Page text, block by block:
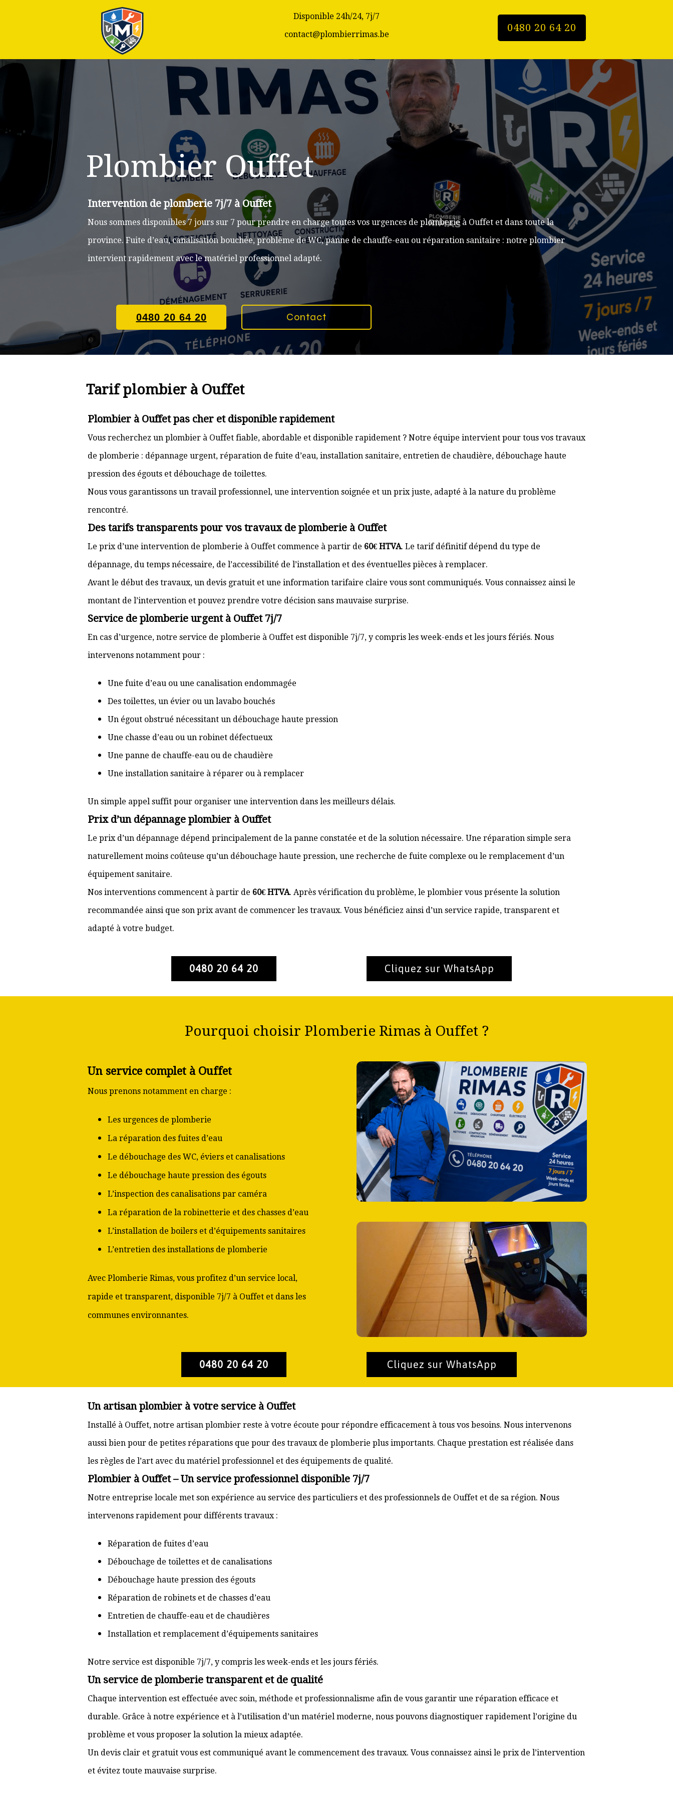
0480 20 64 20
Disponible 24h/24, 7j/7
contact@plombierrimas.be
Plombier Ouffet
Intervention de plomberie 7j/7 à Ouffet
Nous sommes disponibles 7 jours sur 7 pour prendre en charge toutes vos urgences de plomberie à Ouffet et dans toute la
province. Fuite d’eau, canalisation bouchée, problème de WC, panne de chauffe-eau ou réparation sanitaire : notre plombier
intervient rapidement avec le matériel professionnel adapté.
0480 20 64 20 Contact
Tarif plombier à Ouffet
Plombier à Ouffet pas cher et disponible rapidement
Vous recherchez un plombier à Ouffet fiable, abordable et disponible rapidement ? Notre équipe intervient pour tous vos travaux
de plomberie : dépannage urgent, réparation de fuite d’eau, installation sanitaire, entretien de chaudière, débouchage haute
pression des égouts et débouchage de toilettes.
Nous vous garantissons un travail professionnel, une intervention soignée et un prix juste, adapté à la nature du problème
rencontré.
Des tarifs transparents pour vos travaux de plomberie à Ouffet
Le prix d’une intervention de plomberie à Ouffet commence à partir de 60€ HTVA. Le tarif définitif dépend du type de
dépannage, du temps nécessaire, de l’accessibilité de l’installation et des éventuelles pièces à remplacer.
Avant le début des travaux, un devis gratuit et une information tarifaire claire vous sont communiqués. Vous connaissez ainsi le
montant de l’intervention et pouvez prendre votre décision sans mauvaise surprise.
Service de plomberie urgent à Ouffet 7j/7
En cas d’urgence, notre service de plomberie à Ouffet est disponible 7j/7, y compris les week-ends et les jours fériés. Nous
intervenons notamment pour :
Une fuite d’eau ou une canalisation endommagée
Des toilettes, un évier ou un lavabo bouchés
Un égout obstrué nécessitant un débouchage haute pression
Une chasse d’eau ou un robinet défectueux
Une panne de chauffe-eau ou de chaudière
Une installation sanitaire à réparer ou à remplacer
Un simple appel suffit pour organiser une intervention dans les meilleurs délais.
Prix d’un dépannage plombier à Ouffet
Le prix d’un dépannage dépend principalement de la panne constatée et de la solution nécessaire. Une réparation simple sera
naturellement moins coûteuse qu’un débouchage haute pression, une recherche de fuite complexe ou le remplacement d’un
équipement sanitaire.
Nos interventions commencent à partir de 60€ HTVA. Après vérification du problème, le plombier vous présente la solution
recommandée ainsi que son prix avant de commencer les travaux. Vous bénéficiez ainsi d’un service rapide, transparent et
adapté à votre budget.
0480 20 64 20 Cliquez sur WhatsApp
Pourquoi choisir Plomberie Rimas à Ouffet ?
Un service complet à Ouffet
Nous prenons notamment en charge :
Les urgences de plomberie
La réparation des fuites d’eau
Le débouchage des WC, éviers et canalisations
Le débouchage haute pression des égouts
L’inspection des canalisations par caméra
La réparation de la robinetterie et des chasses d’eau
L’installation de boilers et d’équipements sanitaires
L’entretien des installations de plomberie
Avec Plomberie Rimas, vous profitez d’un service local,
rapide et transparent, disponible 7j/7 à Ouffet et dans les
communes environnantes.
0480 20 64 20 Cliquez sur WhatsApp
Un artisan plombier à votre service à Ouffet
Installé à Ouffet, notre artisan plombier reste à votre écoute pour répondre efficacement à tous vos besoins. Nous intervenons
aussi bien pour de petites réparations que pour des travaux de plomberie plus importants. Chaque prestation est réalisée dans
les règles de l’art avec du matériel professionnel et des équipements de qualité.
Plombier à Ouffet – Un service professionnel disponible 7j/7
Notre entreprise locale met son expérience au service des particuliers et des professionnels de Ouffet et de sa région. Nous
intervenons rapidement pour différents travaux :
Réparation de fuites d’eau
Débouchage de toilettes et de canalisations
Débouchage haute pression des égouts
Réparation de robinets et de chasses d’eau
Entretien de chauffe-eau et de chaudières
Installation et remplacement d’équipements sanitaires
Notre service est disponible 7j/7, y compris les week-ends et les jours fériés.
Un service de plomberie transparent et de qualité
Chaque intervention est effectuée avec soin, méthode et professionnalisme afin de vous garantir une réparation efficace et
durable. Grâce à notre expérience et à l’utilisation d’un matériel moderne, nous pouvons diagnostiquer rapidement l’origine du
problème et vous proposer la solution la mieux adaptée.
Un devis clair et gratuit vous est communiqué avant le commencement des travaux. Vous connaissez ainsi le prix de l’intervention
et évitez toute mauvaise surprise.